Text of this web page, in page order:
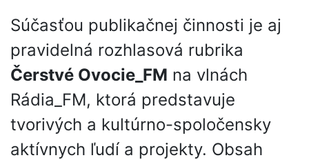
Súčasťou publikačnej činnosti je aj
pravidelná rozhlasová rubrika
Čerstvé Ovocie_FM na vlnách
Rádia_FM, ktorá predstavuje
tvorivých a kultúrno-spoločensky
aktívnych ľudí a projekty. Obsah